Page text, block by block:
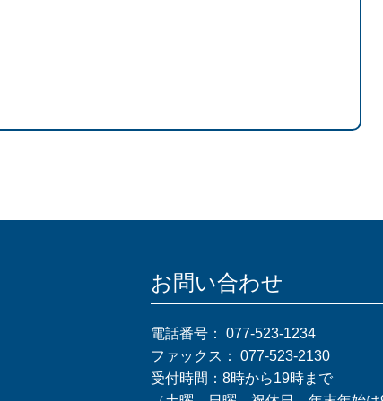
お問い合わせ
電話番号： 077-523-1234
ファックス： 077-523-2130
受付時間：8時から19時まで